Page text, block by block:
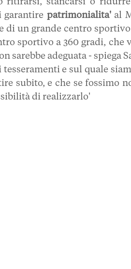
garantire patrimonialita'al
di un grande centro
sportivo a 360 gradi, che
sarebbe adeguata - spiega
e sul quale
subito, e che se fossimo
di realizzarlo'